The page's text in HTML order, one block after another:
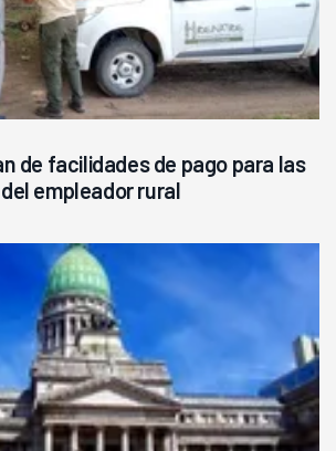
de facilidades de pago para las
empleador rural